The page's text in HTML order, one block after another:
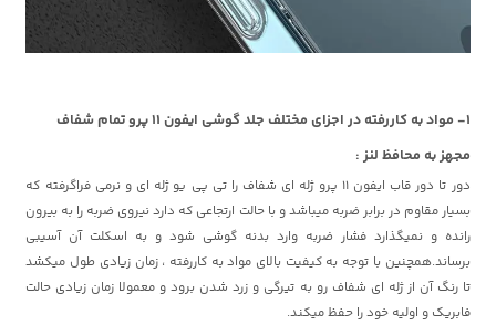
1- مواد به کاررفته در اجزای مختلف جلد گوشی ایفون 11 پرو تمام شفاف
مجهز به محافظ لنز :
دور تا دور قاب ایفون 11 پرو ژله ای شفاف را تی پی یو ژله ای و نرمی فراگرفته که
بسیار مقاوم در برابر ضربه میباشد و با حالت ارتجاعی که دارد نیروی ضربه را به بیرون
رانده و نمیگذارد فشار ضربه وارد بدنه گوشی شود و به اسکلت آن آسیبی
برساند.همچنین با توجه به کیفیت بالای مواد به کاررفته ، زمان زیادی طول میکشد
تا رنگ آن از ژله ای شفاف رو به تیرگی و زرد شدن برود و معمولا زمان زیادی حالت
فابریک و اولیه خود را حفظ میکند.